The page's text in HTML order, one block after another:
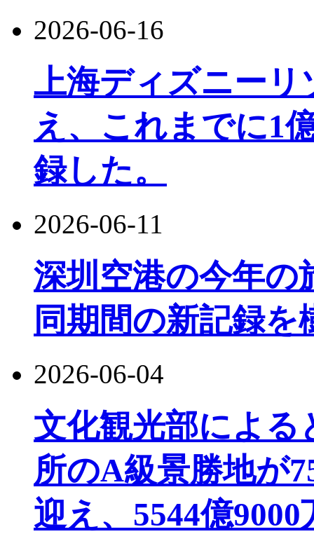
2026-06-16
上海ディズニーリ
え、これまでに1
録した。
2026-06-11
深圳空港の今年の
同期間の新記録を
2026-06-04
文化観光部による
所のA級景勝地が
迎え、5544億